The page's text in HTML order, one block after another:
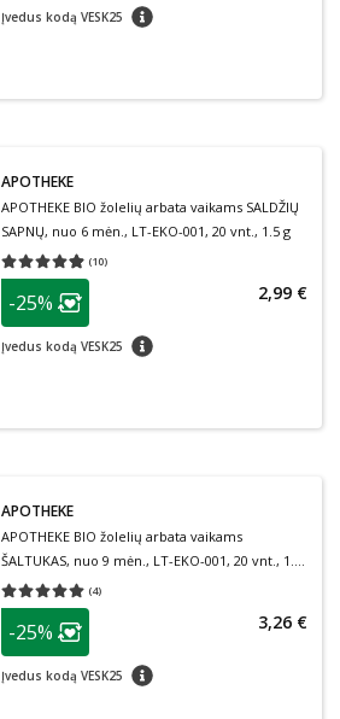
Įvedus kodą VESK25 patarimas
APOTHEKE
APOTHEKE BIO žolelių arbata vaikams SALDŽIŲ
SAPNŲ, nuo 6 mėn., LT-EKO-001, 20 vnt., 1.5 g
(10)
Vidutinis įvertinimas 4.90
patarimas
Lojalumo klubo narių nuolaida
-25%
Įvedus kodą VESK25 patarimas
2,99 €
APOTHEKE
APOTHEKE BIO žolelių arbata vaikams
ŠALTUKAS, nuo 9 mėn., LT-EKO-001, 20 vnt., 1.5
g
(4)
Vidutinis įvertinimas 5.00
patarimas
Lojalumo klubo narių nuolaida
-25%
Įvedus kodą VESK25 patarimas
3,26 €